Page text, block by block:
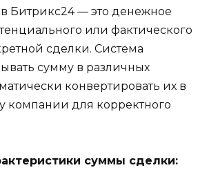
Битрикс24 — это денежное
или фактического
сделки. Система
сумму в различных
конвертировать их в
компании для корректного
суммы сделки: